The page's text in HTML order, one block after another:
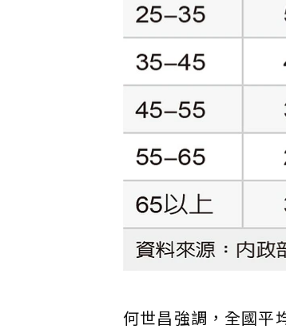
何世昌強調，全國平